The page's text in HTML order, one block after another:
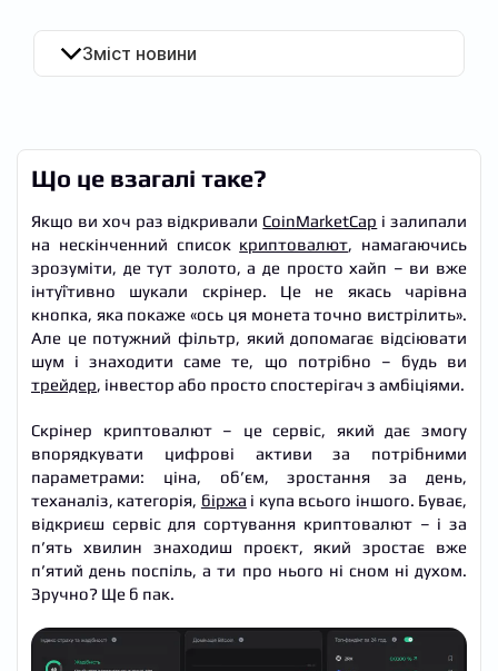
Зміст новини
Що це взагалі таке?
Якщо ви хоч раз відкривали CoinMarketCap і залипали
на нескінченний список криптовалют, намагаючись
зрозуміти, де тут золото, а де просто хайп – ви вже
інтуїтивно шукали скрінер. Це не якась чарівна
кнопка, яка покаже «ось ця монета точно вистрілить».
Але це потужний фільтр, який допомагає відсіювати
шум і знаходити саме те, що потрібно – будь ви
трейдер, інвестор або просто спостерігач з амбіціями.
Скрінер криптовалют – це сервіс, який дає змогу
впорядкувати цифрові активи за потрібними
параметрами: ціна, об’єм, зростання за день,
теханаліз, категорія, біржа і купа всього іншого. Буває,
відкриєш сервіс для сортування криптовалют – і за
п’ять хвилин знаходиш проєкт, який зростає вже
п’ятий день поспіль, а ти про нього ні сном ні духом.
Зручно? Ще б пак.